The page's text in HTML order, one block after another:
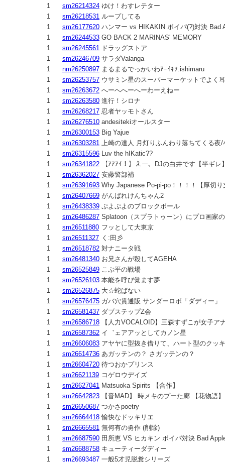
1
sm26214324 ゆけ！わすレテター
1
sm26218531 ループしてる
1
sm26177620 ハンマー vs HIKAKIN ボイパ(?)対決 Bad
1
sm26244533 GO BACK 2 MARINAS' MEMORY
1
sm26245561 ドラッグストア
1
sm26246709 サラダValanga
1
nm26250897 まるまるでっかいわｱｰｲｷｿ.ishimaru
1
sm26253757 ウサミン星のスーパーマーケットでよく
1
sm26263672 へーへへーへーわーえねー
1
sm26263580 進行！シロナ
1
sm26268217 忍者ヤッモトさん
1
sm26276510 andesitekiオールスター
1
sm26300153 Big Yajue
1
sm26303281 上崎の達人 月灯りふんわり落ちてくる夜/
1
sm26315596 Luv the hIKatic??
1
sm26341822
【ｱｱｱｲ！】えー、DJの白井です【半ギレ
1
sm26362027 安藤警部補
1
sm26391693 Why Japanese Po-pi-po！！！！【厚切り
1
sm26407669 がんばれけんちゃん2
1
sm26438339 ぷよぷよのブロックボール
1
sm26486287 Splatoon（スプラトゥーン）にプロ画家
1
sm26511880 フッとして大東京
1
sm26511327 く:田彡
1
sm26518782 対ナニータ戦
1
sm26481340 お兄さんが殺してAGEHA
1
sm26525849 こぶ平の戦場
1
sm26526103 本能を呼び覚ます夢
1
sm26526875 大☆蛇ばない
1
sm26576475 ガバ穴貫通販 サンダーロボ「ダディー」
1
sm26581437 ダブステップZ会
1
sm26586718
【人力VOCALOID】三森すずこが女子ア
1
sm26587362 イ゛ェアアッとしてカノン星
1
sm26606083 アヤヤに型抜き借りて、ハート型のクッ
1
sm26614736 あガッテンの？ さガッテンの？
1
sm26604720 待つおかプリンス
1
sm26621139 コゲロウデイズ
1
sm26627041 Matsuoka Spirits 【合作】
1
sm26642823
【音MAD】 時メキのプーた廊 【花物語】
1
sm26650687 つかさpoetry
1
sm26664418 愉快なドッキリエ
1
sm26665581 無何有の勇作 (削除)
1
sm26687590 田所恵 VS ヒカキン ボイパ対決 Bad
1
sm26688758 キューティーダディー
1
sm26693487 一般5才児脱糞シリーズ